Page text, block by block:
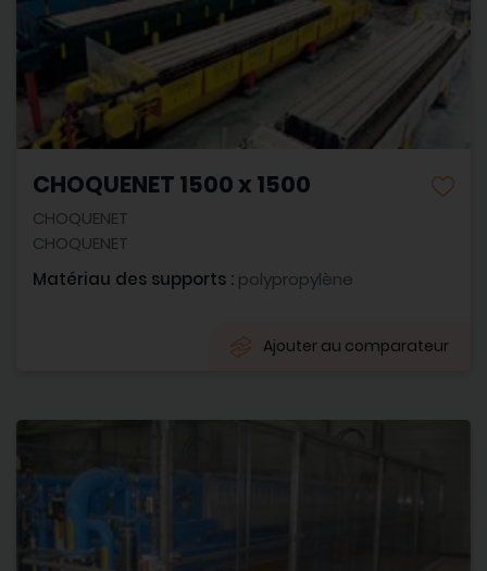
CHOQUENET 1500 x 1500
CHOQUENET
CHOQUENET
Matériau des supports : polypropylène
Ajouter au comparateur